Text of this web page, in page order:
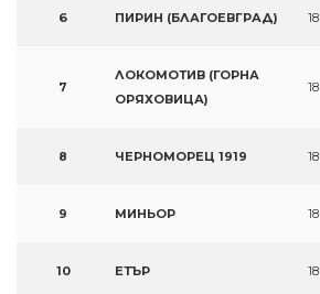
6 ПИРИН (БЛАГОЕВГРАД) 18
7
ЛОКОМОТИВ (ГОРНА
ОРЯХОВИЦА)
18
8 ЧЕРНОМОРЕЦ 1919 18
9 МИНЬОР 18
10 ЕТЪР 18